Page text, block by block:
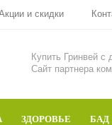
и скидки
Купить Гринвей c
Сайт партнера
ЗДОРОВЬЕ БАД